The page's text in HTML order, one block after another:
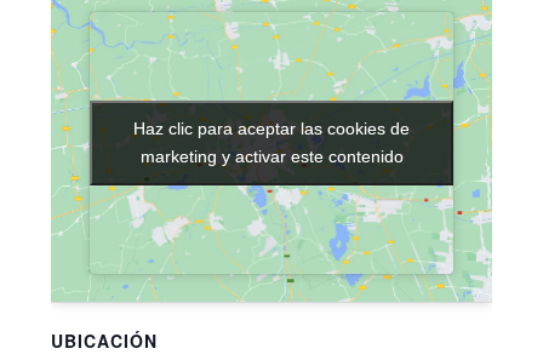
UBICACIÓN
Haz clic para aceptar las cookies de
marketing y activar este contenido
Haz clic para aceptar las cookies de
marketing y activar este contenido